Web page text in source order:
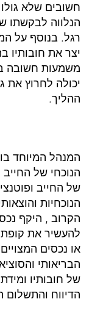
חשובים שלא
הנלווה לבקשתו
רגל. בנוסף על
יצר את
משמעות חשובה
יכולה לחרוץ את
ההליך.
המנהל המיוחד
הנוכחי של החייב
של החייב
הנוכחיות
הקרוב , היקף
להעשיר את
או נכסים
הבריאותי
של חובותיו
הדיווח והתשלום